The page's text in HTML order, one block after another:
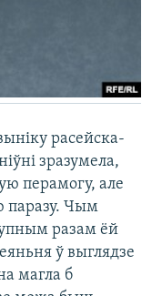
расейска-
зразумела,
перамогу, але
паразу. Чым
разам ёй
ў выглядзе
магла б